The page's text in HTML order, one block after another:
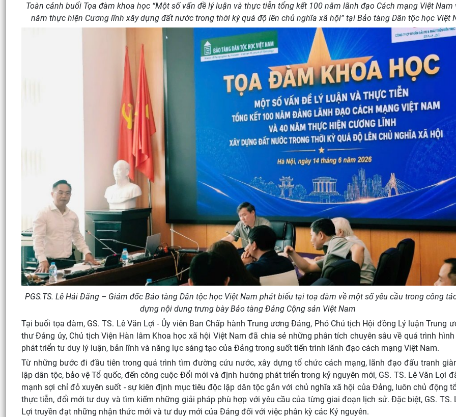
Toàn cảnh buổi Tọa đàm khoa học “Một số vấn đề lý luận và thực tiễn tổng kết 100 năm lãnh đạo Cách mạng Việt Nam
năm thực hiện Cương lĩnh xây dựng đất nước trong thời kỳ quá độ lên chủ nghĩa xã hội” tại Bảo tàng Dân tộc học Việt
PGS.TS. Lê Hải Đăng – Giám đốc Bảo tàng Dân tộc học Việt Nam phát biểu tại toạ đàm về một số yêu cầu trong công
dựng nội dung trưng bày Bảo tàng Đảng Cộng sản Việt Nam
Tại buổi tọa đàm, GS. TS. Lê Văn Lợi - Ủy viên Ban Chấp hành Trung ương Đảng, Phó Chủ tịch Hội đồng Lý luận Trung
thư Đảng ủy, Chủ tịch Viện Hàn lâm Khoa học xã hội Việt Nam đã chia sẻ những phân tích chuyên sâu về quá trình hình
phát triển tư duy lý luận, bản lĩnh và năng lực sáng tạo của Đảng trong suốt tiến trình lãnh đạo cách mạng Việt Nam.
Từ những bước đi đầu tiên trong quá trình tìm đường cứu nước, xây dựng tổ chức cách mạng, lãnh đạo đấu tranh
lập dân tộc, bảo vệ Tổ quốc, đến công cuộc Đổi mới và định hướng phát triển trong kỷ nguyên mới, GS. TS. Lê Văn Lợi
mạnh sợi chỉ đỏ xuyên suốt - sự kiên định mục tiêu độc lập dân tộc gắn với chủ nghĩa xã hội của Đảng, luôn chủ động
thực tiễn, đổi mới tư duy và tìm kiếm những giải pháp phù hợp với yêu cầu của từng giai đoạn lịch sử. Đặc biệt, GS. TS.
Lợi truyền đạt những nhận thức mới và tư duy mới của Đảng đối với việc phân kỳ các Kỷ nguyên.